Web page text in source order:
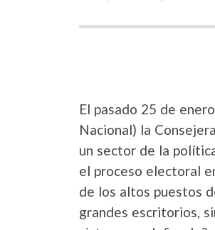
El pasado 25 de
Nacional) la
un sector de la
el proceso electoral
de los altos puestos
grandes escritorios,